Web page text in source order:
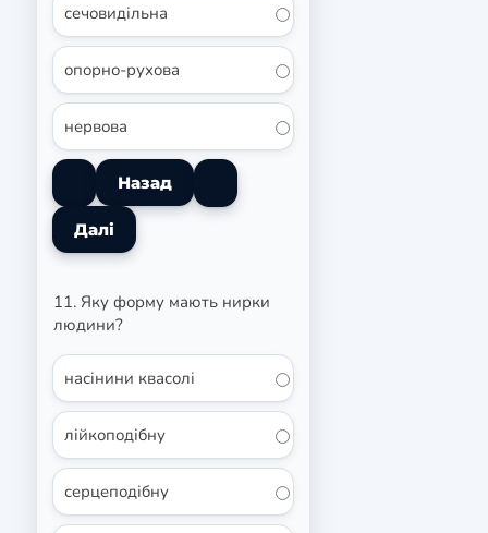
сечовидільна
опорно-рухова
нервова
11. Яку форму мають нирки
людини?
насінини квасолі
лійкоподібну
серцеподібну